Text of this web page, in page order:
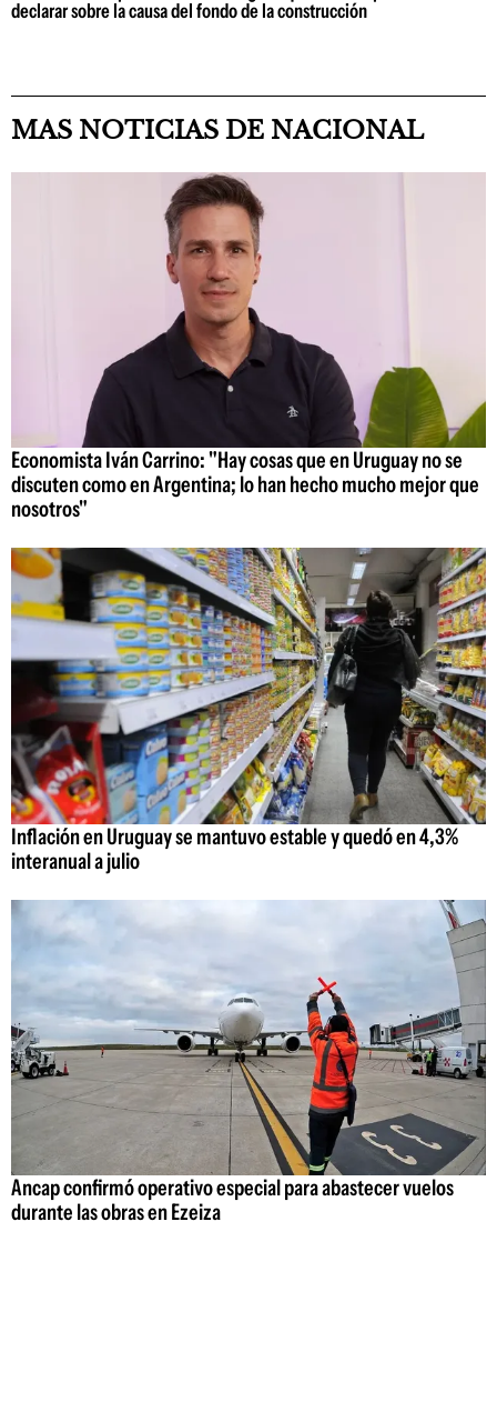
declarar sobre la causa del fondo de la construcción
MAS NOTICIAS DE NACIONAL
Economista Iván Carrino: "Hay cosas que en Uruguay no se
discuten como en Argentina; lo han hecho mucho mejor que
nosotros"
Inflación en Uruguay se mantuvo estable y quedó en 4,3%
interanual a julio
Ancap confirmó operativo especial para abastecer vuelos
durante las obras en Ezeiza